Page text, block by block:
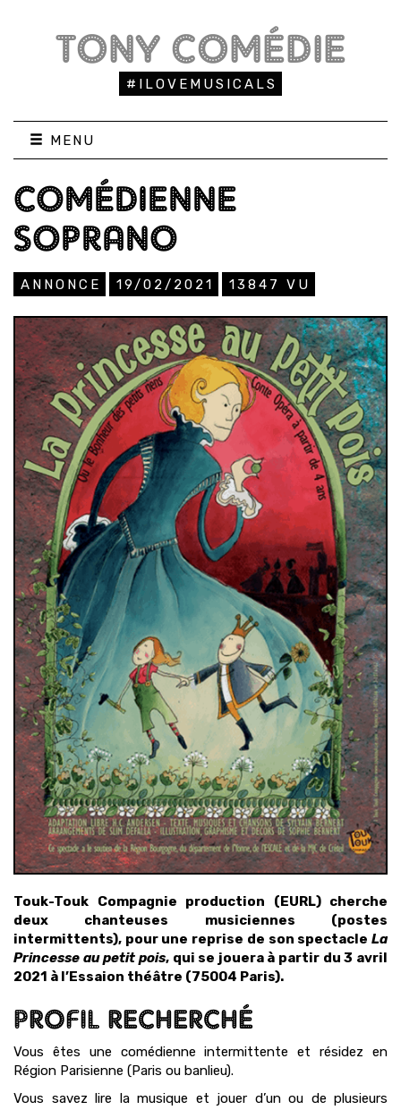
TONY COMÉDIE
#ILOVEMUSICALS
MENU
COMÉDIENNE
SOPRANO
ANNONCE 19/02/2021 13847 VU
Touk-Touk Compagnie production (EURL) cherche
deux chanteuses musiciennes (postes
intermittents), pour une reprise de son spectacle La
Princesse au petit pois, qui se jouera à partir du 3 avril
2021 à l’Essaion théâtre (75004 Paris).
PROFIL RECHERCHÉ
Vous êtes une comédienne intermittente et résidez en
Région Parisienne (Paris ou banlieu).
Vous savez lire la musique et jouer d’un ou de plusieurs